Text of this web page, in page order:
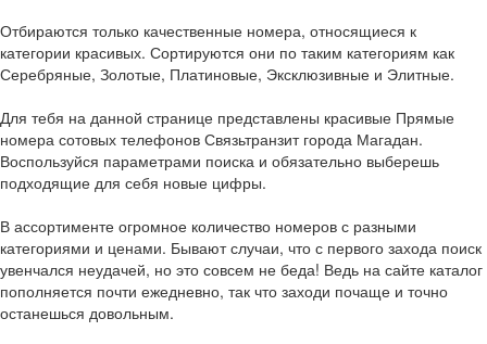
Отбираются только качественные номера, относящиеся к
категории красивых. Сортируются они по таким категориям как
Серебряные, Золотые, Платиновые, Эксклюзивные и Элитные.
Для тебя на данной странице представлены красивые Прямые
номера сотовых телефонов Связьтранзит города Магадан.
Воспользуйся параметрами поиска и обязательно выберешь
подходящие для себя новые цифры.
В ассортименте огромное количество номеров с разными
категориями и ценами. Бывают случаи, что с первого захода поиск
увенчался неудачей, но это совсем не беда! Ведь на сайте каталог
пополняется почти ежедневно, так что заходи почаще и точно
останешься довольным.